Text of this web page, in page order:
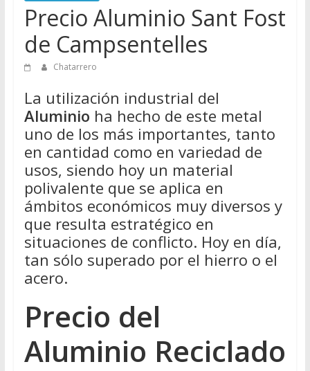
Precio Aluminio Sant Fost
de Campsentelles
Chatarrero
La utilización industrial del
Aluminio ha hecho de este metal
uno de los más importantes, tanto
en cantidad como en variedad de
usos, siendo hoy un material
polivalente que se aplica en
ámbitos económicos muy diversos y
que resulta estratégico en
situaciones de conflicto. Hoy en día,
tan sólo superado por el hierro o el
acero.
Precio del
Aluminio Reciclado